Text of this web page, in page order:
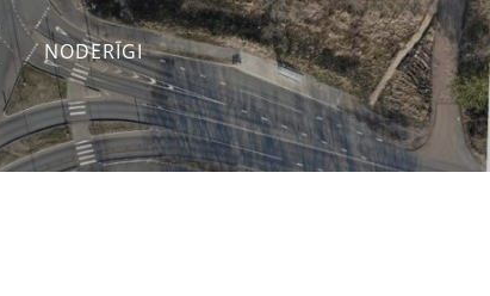
NODERĪGI